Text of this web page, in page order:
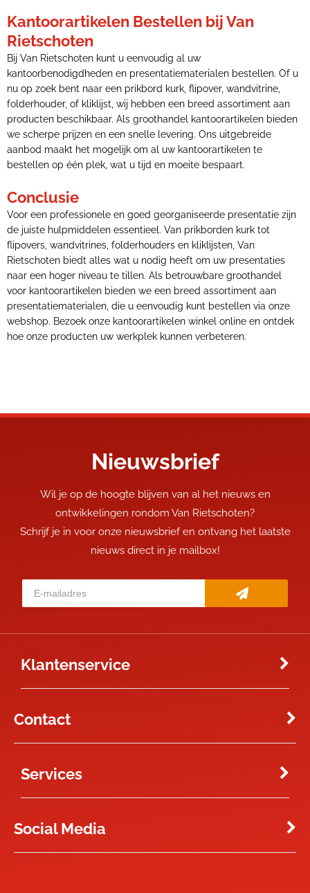
Kantoorartikelen Bestellen bij Van
Rietschoten
Bij Van Rietschoten kunt u eenvoudig al uw
kantoorbenodigdheden en presentatiematerialen bestellen. Of u
nu op zoek bent naar een prikbord kurk, flipover, wandvitrine,
folderhouder, of kliklijst, wij hebben een breed assortiment aan
producten beschikbaar. Als groothandel kantoorartikelen bieden
we scherpe prijzen en een snelle levering. Ons uitgebreide
aanbod maakt het mogelijk om al uw kantoorartikelen te
bestellen op één plek, wat u tijd en moeite bespaart.
Conclusie
Voor een professionele en goed georganiseerde presentatie zijn
de juiste hulpmiddelen essentieel. Van prikborden kurk tot
flipovers, wandvitrines, folderhouders en kliklijsten, Van
Rietschoten biedt alles wat u nodig heeft om uw presentaties
naar een hoger niveau te tillen. Als betrouwbare groothandel
voor kantoorartikelen bieden we een breed assortiment aan
presentatiematerialen, die u eenvoudig kunt bestellen via onze
webshop. Bezoek onze kantoorartikelen winkel online en ontdek
hoe onze producten uw werkplek kunnen verbeteren.
Nieuwsbrief
Wil je op de hoogte blijven van al het nieuws en
ontwikkelingen rondom Van Rietschoten?
Schrijf je in voor onze nieuwsbrief en ontvang het laatste
nieuws direct in je mailbox!
Klantenservice
Contact
Services
Social Media